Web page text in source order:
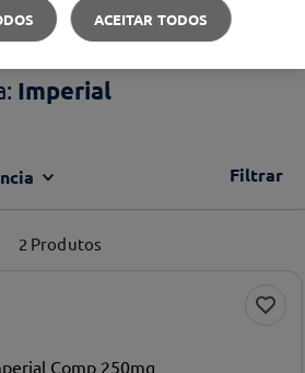
Imperial
Filtrar
2 Produtos
ACEITAR TODOS